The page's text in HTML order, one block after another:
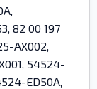
82 00 197
AX002,
54524-
ED50A,